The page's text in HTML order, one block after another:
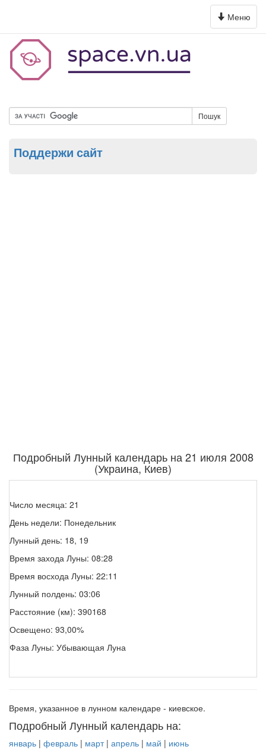
Toggle
navigation
Меню
Пошук
Поддержи сайт
Подробный Лунный календарь на 21 июля 2008
(Украина, Киев)
Число месяца: 21
День недели: Понедельник
Лунный день: 18, 19
Время захода Луны: 08:28
Время восхода Луны: 22:11
Лунный полдень: 03:06
Расстояние (км): 390168
Освещено: 93,00%
Фаза Луны: Убывающая Луна
Время, указанное в лунном календаре - киевское.
Подробный Лунный календарь на:
январь | февраль | март| апрель | май | июнь